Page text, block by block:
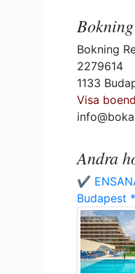
Bokning
Bokning
2279614
1133
Visa
Andra
✔️
Budapest